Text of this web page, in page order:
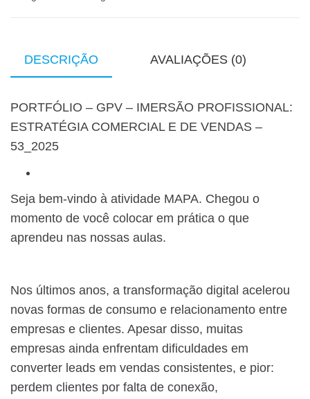
DESCRIÇÃO AVALIAÇÕES (0)
PORTFÓLIO – GPV – IMERSÃO PROFISSIONAL:
ESTRATÉGIA COMERCIAL E DE VENDAS –
53_2025
Seja bem-vindo à atividade MAPA. Chegou o
momento de você colocar em prática o que
aprendeu nas nossas aulas.
Nos últimos anos, a transformação digital acelerou
novas formas de consumo e relacionamento entre
empresas e clientes. Apesar disso, muitas
empresas ainda enfrentam dificuldades em
converter leads em vendas consistentes, e pior:
perdem clientes por falta de conexão,